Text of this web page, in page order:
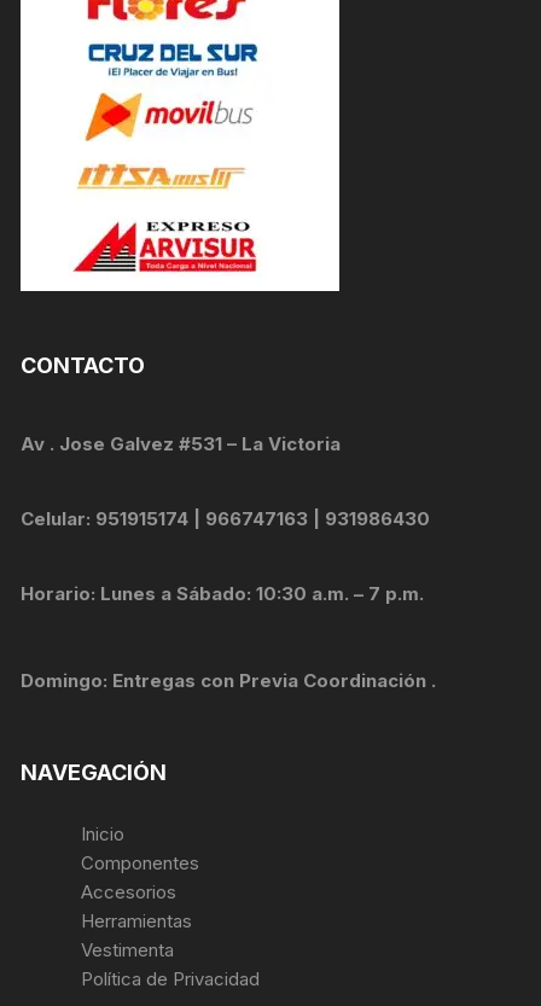
CONTACTO
Av . Jose Galvez #531 – La Victoria
Celular: 951915174 | 966747163 | 931986430
Horario: Lunes a Sábado: 10:30 a.m. – 7 p.m.
Domingo: Entregas con Previa Coordinación .
NAVEGACIÓN
Inicio
Componentes
Accesorios
Herramientas
Vestimenta
Política de Privacidad